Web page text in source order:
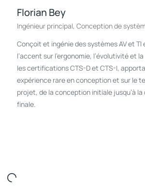
Florian Bey
Ingénieur principal, Conception de
Conçoit et ingénie des systèmes AV et TI
l’accent sur l’ergonomie, l’évolutivité et
les certifications CTS-D et CTS-I,
expérience rare en conception et sur le
projet, de la conception initiale jusqu’à
finale.